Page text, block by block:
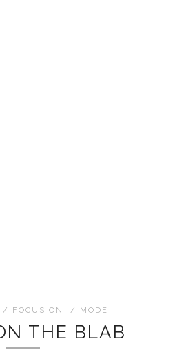
/ FOCUS ON / MODE
THE BLAB